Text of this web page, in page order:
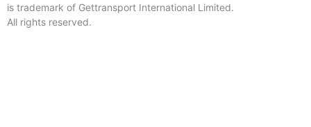
is trademark of Gettransport International Limited.
All rights reserved.